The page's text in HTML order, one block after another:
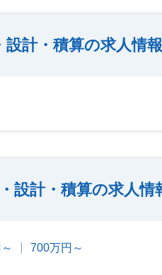
計・積算の求人情
設計・積算の求人情
700万円～